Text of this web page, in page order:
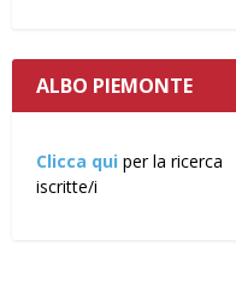
ALBO PIEMONTE
Clicca qui per la ricerca
iscritte/i